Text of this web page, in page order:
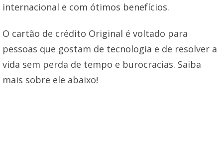
internacional e com ótimos benefícios.
O cartão de crédito Original é voltado para
pessoas que gostam de tecnologia e de resolver a
vida sem perda de tempo e burocracias. Saiba
mais sobre ele abaixo!